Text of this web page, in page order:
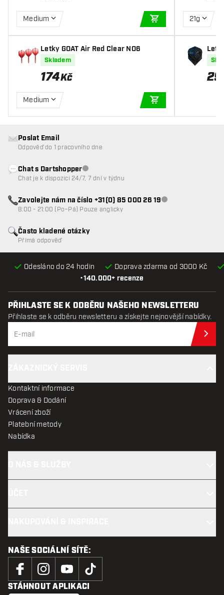
Medium
PŘIDAT DO KOŠÍKU
Letky GOAT Air Red Clear NO6
Skladem
174Kč
Medium
21g
29
•140.000+ recenze
Odesláno do 24 hodin Doprava zdarma od 3000 Kč
Často kladené otázky
Přímá odpověď
Poslat Email
Odpověď do 1 pracovního dne
Chat s DartshopperZákaznický servis nedostupný
Chat je k dispozici 24/7, 7 dní v týdnu
Zavolejte nám na číslo +31(0) 85 000 26 19Zákaznický servis
8:00 - 21:00 (Po–Pá) Pouze anglicky
PŘIHLASTE SE K ODBĚRU NAŠEHO NEWSLETTERU
Přihlaste se k odběru newsletteru a získejte nejnovější nabídky.
Kontaktní informace
Doprava & Dodání
Vrácení zboží
Platební metody
Nabídka
NAŠE SOCIÁLNÍ SÍTĚ:
STÁHNOUT APLIKACI